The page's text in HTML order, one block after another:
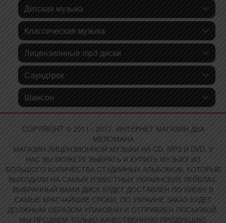
Детская музыка
Классическая музыка
Лицензионные mp3 диски
Саундтрек
Шансон
COPYRIGHT © 2011 - 2017. ИНТЕРНЕТ МАГАЗИН ДВА
МЕЛОМАНА
МАГАЗИН ЛИЦЕНЗИОННОЙ МУЗЫКИ НА CD, MP3 И DVD. У
НАС ВЫ МОЖЕТЕ ВЫБРАТЬ И КУПИТЬ МУЗЫКУ ИЗ
БОЛЬШОГО КОЛИЧЕСТВА СТУДИЙНЫХ АЛЬБОМОВ, КОТОРЫЕ
ВЫХОДИЛИ НА САМЫХ ИЗВЕСТНЫХ УКРАИНСКИХ ЛЕЙБЛАХ.
ВЫБРАННЫЙ ВАМИ ДИСК БУДЕТ ДОСТАВЛЕН ПО КИЕВУ В
САМЫЕ КРАТЧАЙШИЕ СРОКИ, ПО УКРАИНЕ ЗАКАЗ БУДЕТ
ДОЛЖНЫМ ОБРАЗОМ УПАКОВАН И ОТПРАВЛЕН ПОСЫЛКОЙ.
МЫ ПРОДАЕМ ТОЛЬКО КАЧЕСТВЕННУЮ ПРОДУКЦИЮ,